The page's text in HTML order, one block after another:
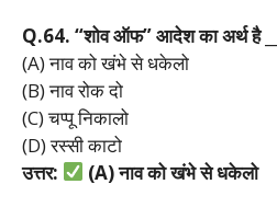
Q.64. “शोवऑफ”आदेशकाअर्थहै ___
(A) नाव को खंभे से धकेलो
(B) नाव रोक दो
(C) चप्पू निकालो
(D) रस्सी काटो
उत्तर:
(A)नावकोखंभेसेधकेलो